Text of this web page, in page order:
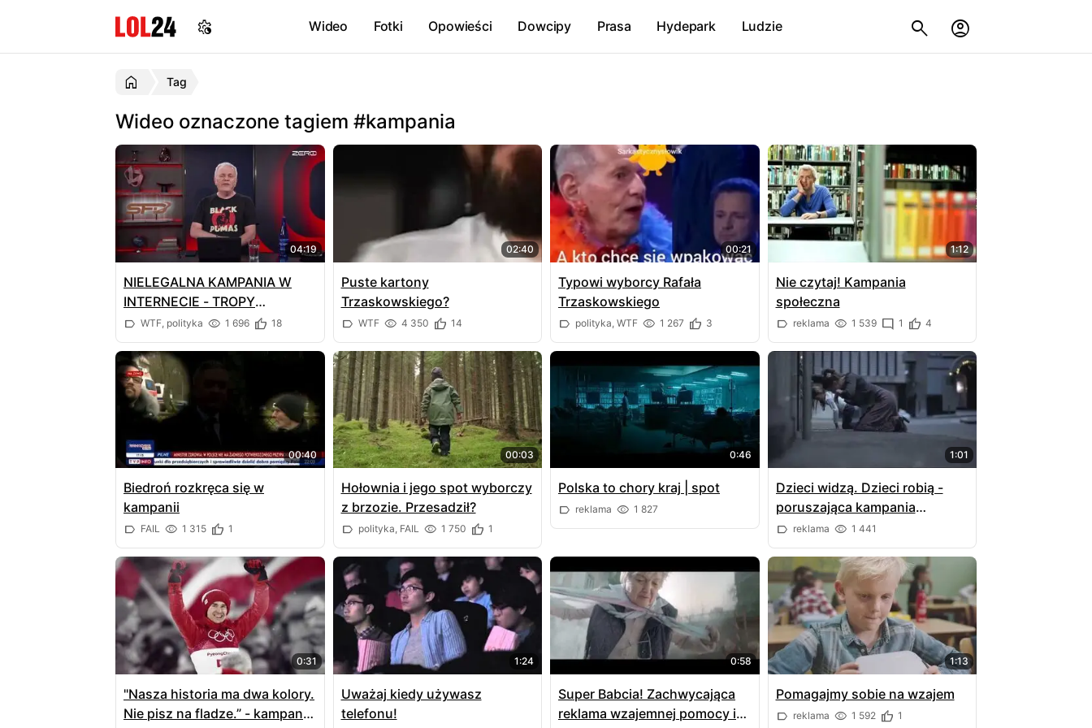
Wideo Fotki Opowieści Dowcipy Prasa Hydepark Ludzie
Tag
Wideo oznaczone tagiem #kampania
04:19
NIELEGALNA KAMPANIA W
INTERNECIE - TROPY
PROWADZĄ DO PO
WTF, polityka 1 696 18
02:40
Puste kartony
Trzaskowskiego?
WTF 4 350 14
00:21
Typowi wyborcy Rafała
Trzaskowskiego
polityka, WTF 1 267 3
1:12
Nie czytaj! Kampania
społeczna
reklama 1 539 1 4
00:40
Biedroń rozkręca się w
kampanii
FAIL 1 315 1
00:03
Hołownia i jego spot wyborczy
z brzozie. Przesadził?
polityka, FAIL 1 750 1
0:46
Polska to chory kraj | spot
reklama 1 827
1:01
Dzieci widzą. Dzieci robią -
poruszająca kampania
społeczna
reklama 1 441
0:31
"Nasza historia ma dwa kolory.
Nie pisz na fladze.” - kampania
1:24
Uważaj kiedy używasz
telefonu!
0:58
Super Babcia! Zachwycająca
reklama wzajemnej pomocy i
1:13
Pomagajmy sobie na wzajem
reklama 1 592 1